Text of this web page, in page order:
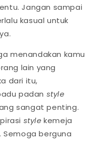
Jangan sampai
kasual untuk
menandakan kamu
lain yang
dari itu,
padan style
sangat penting.
stylekemeja
Semoga berguna